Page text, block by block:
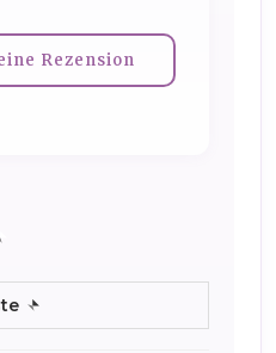
Rezension